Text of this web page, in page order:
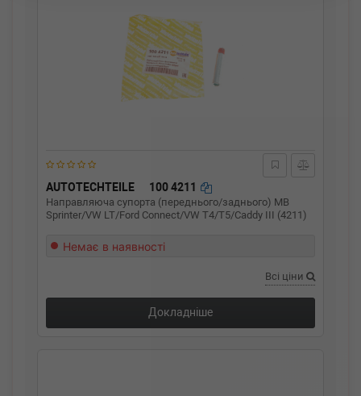
AUTOTECHTEILE 100 4211
Направляюча супорта (переднього/заднього) MB
Sprinter/VW LT/Ford Connect/VW T4/T5/Caddy III (4211)
Немає в наявності
Всі ціни
Докладніше